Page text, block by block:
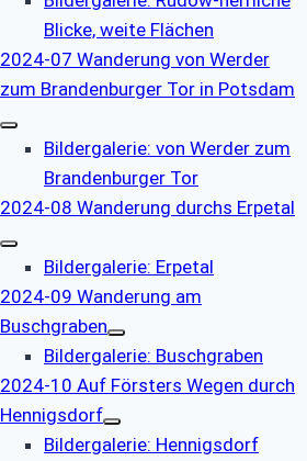
Blicke, weite Flächen
2024-07 Wanderung von Werder
zum Brandenburger Tor in Potsdam
Bildergalerie: von Werder zum
Brandenburger Tor
2024-08 Wanderung durchs Erpetal
Bildergalerie: Erpetal
2024-09 Wanderung am
Buschgraben
Bildergalerie: Buschgraben
2024-10 Auf Försters Wegen durch
Hennigsdorf
Bildergalerie: Hennigsdorf